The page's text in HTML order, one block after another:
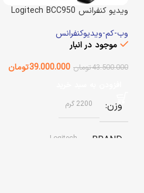
ویدیو کنفرانس Logitech BCC950
وب-کم-ویدیوکنفرانس
موجود در انبار
43.500.000تومان 39.000.000تومان
وزن 2200 گرم
BRAND
Logitech